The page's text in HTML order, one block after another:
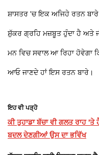
ਸ਼ਾਸਤਰ 'ਚ ਇਕ ਅਜਿਹੇ ਰਤਨ
ਸ਼ੁੱਕਰ ਗ੍ਰਹਿ ਮਜ਼ਬੂਤ ਹੁੰਦਾ ਹੈ ਅਤੇ
ਮਨ ਵਿਚ ਸਵਾਲ ਆ ਰਿਹਾ ਹੋਵੇਗਾ
ਆਓ ਜਾਣਦੇ ਹਾਂ ਇਸ ਰਤਨ ਬਾਰੇ।
ਇਹ ਵੀ ਪੜ੍ਹੋ
ਕੀ ਤੁਹਾਡਾ ਬੱਚਾ ਵੀ ਗਲਤ ਰਾਹ
ਬਦਲ ਦੇਣਗੀਆਂ ਉਸ ਦਾ ਭਵਿੱਖ